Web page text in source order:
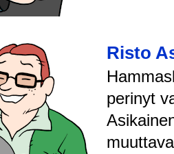
Risto
perinyt